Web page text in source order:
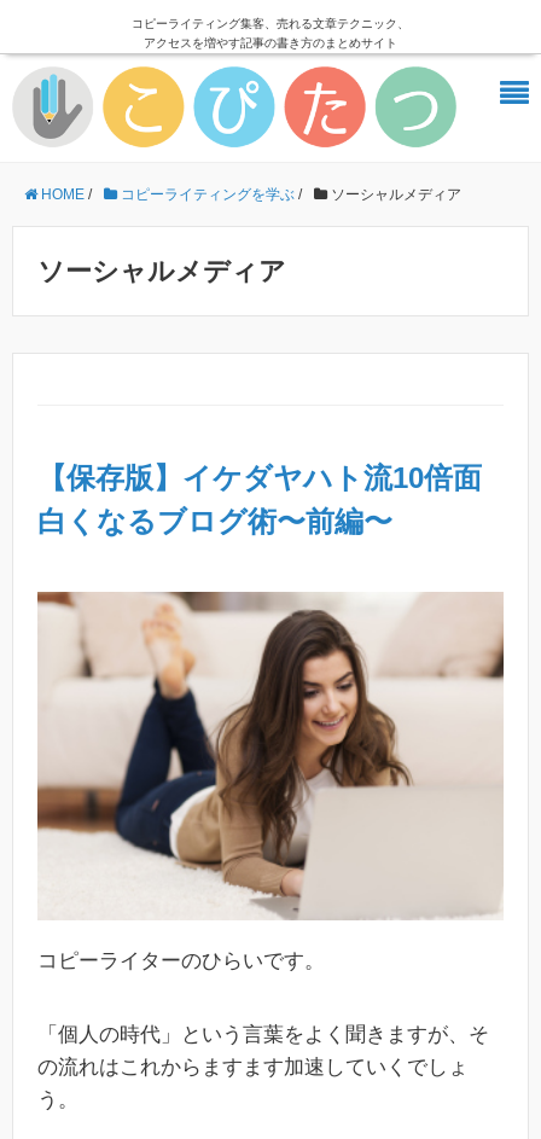
コピーライティング集客、売れる文章テクニック、
アクセスを増やす記事の書き方のまとめサイト
HOME / コピーライティングを学ぶ / ソーシャルメディア
ソーシャルメディア
【保存版】イケダヤハト流10倍面
白くなるブログ術〜前編〜
コピーライターのひらいです。
「個人の時代」という言葉をよく聞きますが、そ
の流れはこれからますます加速していくでしょ
う。